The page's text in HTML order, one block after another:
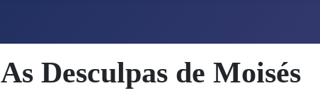
As Desculpas de Moisés